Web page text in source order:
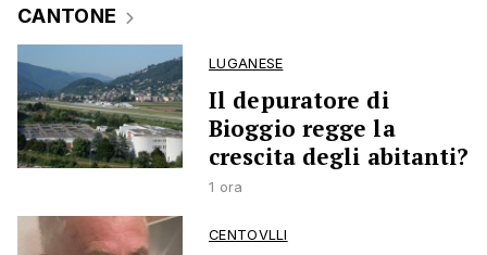
CANTONE
LUGANESE
Il depuratore di
Bioggio regge la
crescita degli abitanti?
1 ora
CENTOVLLI